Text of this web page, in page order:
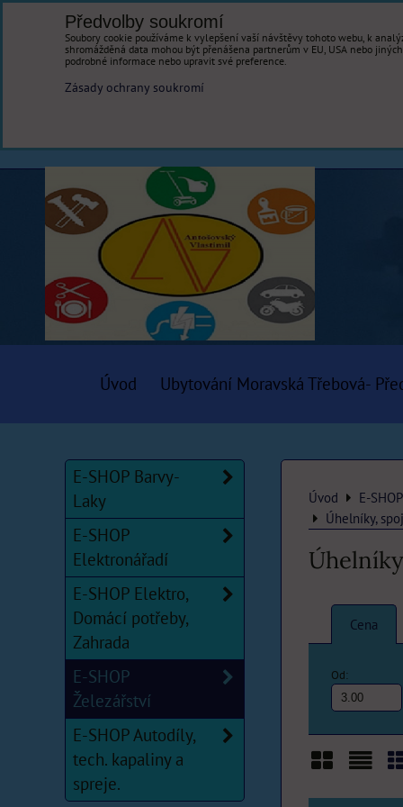
Úvod Ubytování Moravská Třebová-
Úvod
E-
Úhelníky,
Úhelníky
Cena
Od:
Mřížka
E-SHOP Barvy-
Laky
E-SHOP
Elektronářadí
E-SHOP Elektro,
Domácí potřeby,
Zahrada
E-SHOP
Železářství
E-SHOP Autodíly,
tech. kapaliny a
spreje.
Předvolby soukromí
Soubory cookie používáme k vylepšení vaší návštěvy tohoto webu, k
shromážděná data mohou být přenášena partnerům v EU, USA nebo
podrobné informace nebo upravit své preference.
Zásady ochrany soukromí